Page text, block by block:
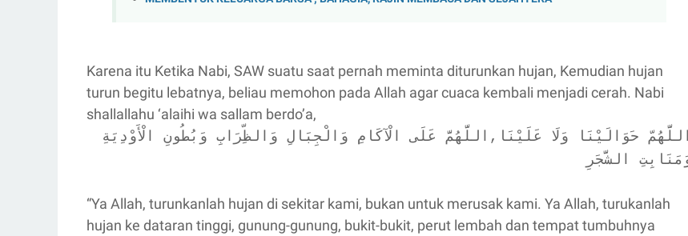
Karena itu Ketika Nabi, SAW suatu saat pernah meminta diturunkan hujan, Kemudian hujan
turun begitu lebatnya, beliau memohon pada Allah agar cuaca kembali menjadi cerah. Nabi
shallallahu ‘alaihi wa sallam berdo’a,
اللَّهُمّ حَوَالَيْنَا وَلَا عَلَيْنَا,اللَّهُمَّ عَلَى الْآكَامِ وَالْجِبَالِ وَالظِّرَابِ وَبُطُونِ الْأَوْدِيَةِ
الشَّجَرِ
“Ya Allah, turunkanlah hujan di sekitar kami, bukan untuk merusak kami. Ya Allah, turukanlah
hujan ke dataran tinggi, gunung-gunung, bukit-bukit, perut lembah dan tempat tumbuhnya